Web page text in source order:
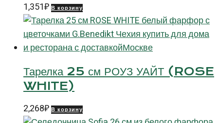
1,351₽ В корзину
Тарелка 25 см РОУЗ УАЙТ (ROSE
WHITE)
2,268₽ В корзину